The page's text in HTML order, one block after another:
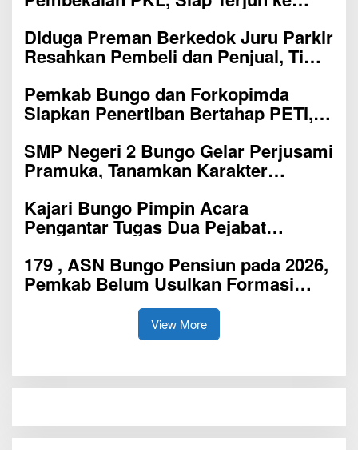
Diduga Preman Berkedok Juru Parkir
Resahkan Pembeli dan Penjual, Tim
Segera Bertindak
Pemkab Bungo dan Forkopimda
Siapkan Penertiban Bertahap PETI,
Panglima TNI dan Mabes polri Pusat
SMP Negeri 2 Bungo Gelar Perjusami
Pramuka, Tanamkan Karakter
bertanggung jawab Sejak Dini
Kajari Bungo Pimpin Acara
Pengantar Tugas Dua Pejabat
179 , ASN Bungo Pensiun pada 2026,
Pemkab Belum Usulkan Formasi
View More